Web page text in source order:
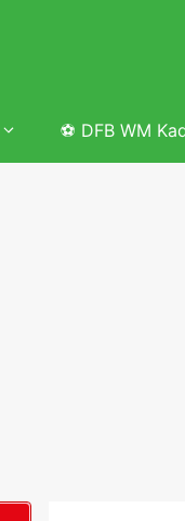
⚽ DFB WM